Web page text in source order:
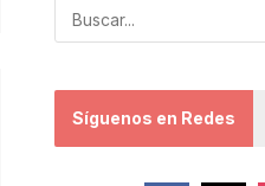
Síguenos en Redes